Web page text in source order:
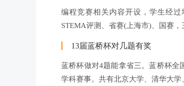
编程竞赛相关内容开设，学生经
STEMA评测、省赛(上海市)、国赛
13届蓝桥杯对几题有奖
蓝桥杯做对4题能拿省三。蓝桥杯全
学科赛事。共有北京大学、清华大学